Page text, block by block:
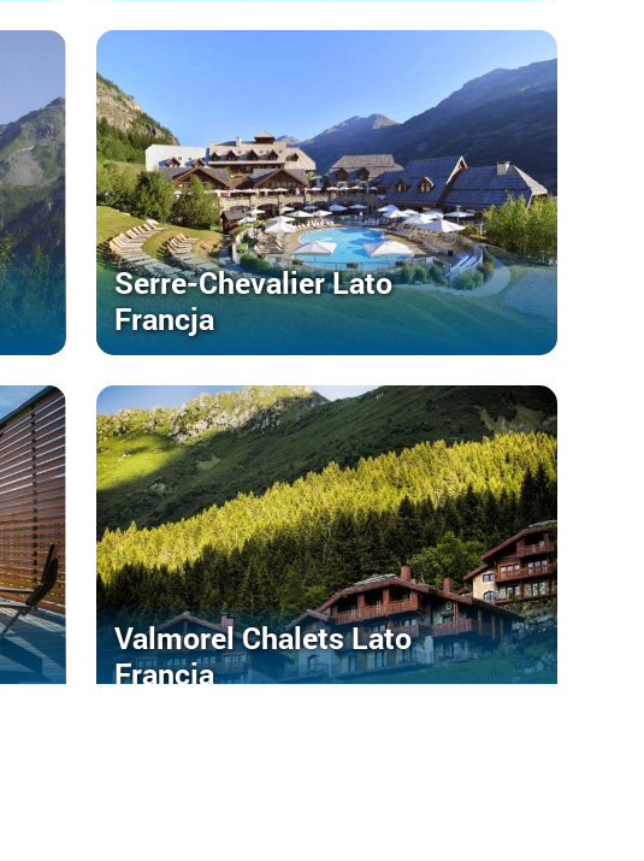
Serre-Chevalier Lato
Francja
Valmorel Chalets Lato
Francja